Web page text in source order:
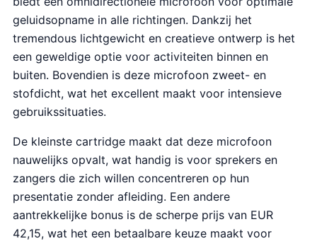
geluidsopname in alle richtingen. Dankzij het
tremendous lichtgewicht en creatieve ontwerp is het
een geweldige optie voor activiteiten binnen en
buiten. Bovendien is deze microfoon zweet- en
stofdicht, wat het excellent maakt voor intensieve
gebruikssituaties.
De kleinste cartridge maakt dat deze microfoon
nauwelijks opvalt, wat handig is voor sprekers en
zangers die zich willen concentreren op hun
presentatie zonder afleiding. Een andere
aantrekkelijke bonus is de scherpe prijs van EUR
42,15, wat het een betaalbare keuze maakt voor